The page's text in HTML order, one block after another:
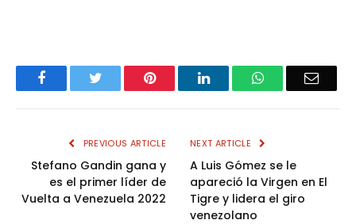
FacebookTwitter Pinterest LinkedInWhatsAppEmail
PREVIOUS ARTICLE
Stefano Gandin gana y
es el primer líder de
Vuelta a Venezuela 2022
NEXT ARTICLE
A Luis Gómez se le
apareció la Virgen en El
Tigre y lidera el giro
venezolano